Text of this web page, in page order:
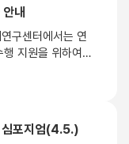
내
구센터에서는 연
행 지원을 위하여,
을 아래와 같이
: 연
심포지엄(4.5.)